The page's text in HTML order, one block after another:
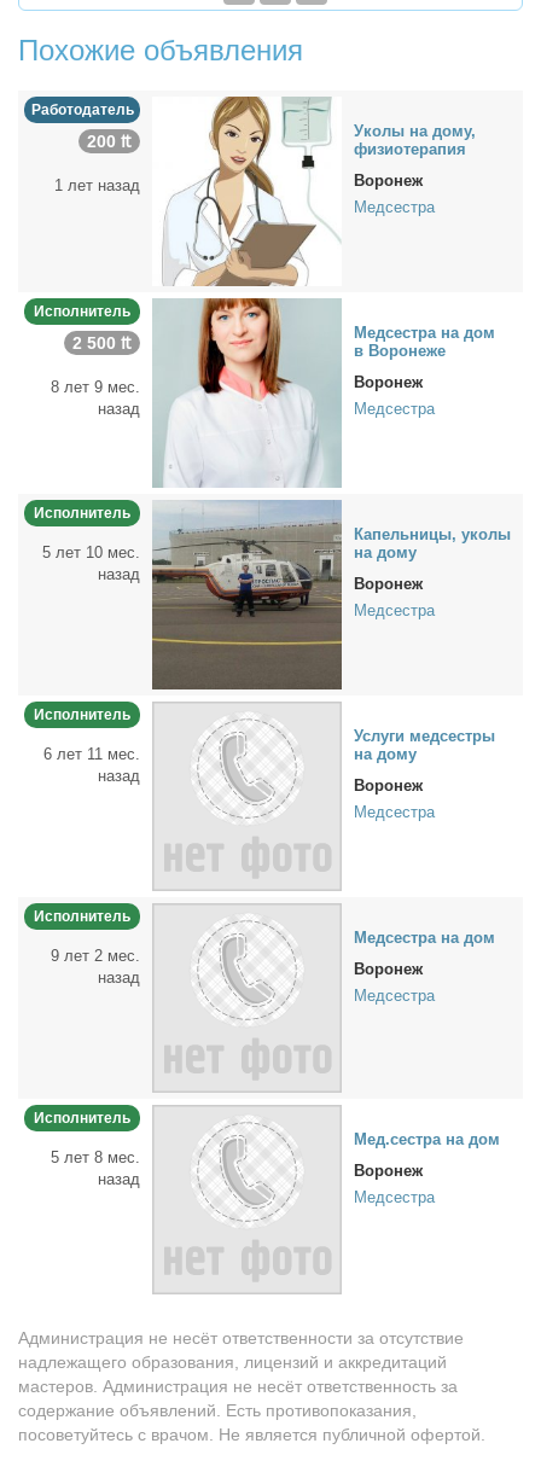
Похожие объявления
Работодатель
200 ₶
1 лет назад
Уко­лы на до­му,
физио­те­ра­пия
Воронеж
Медсестра
Исполнитель
2 500 ₶
8 лет 9 мес.
назад
Мед­сест­ра на дом
в Во­ро­не­же
Воронеж
Медсестра
Исполнитель
5 лет 10 мес.
назад
Ка­пель­ни­цы, уко­лы
на до­му
Воронеж
Медсестра
Исполнитель
6 лет 11 мес.
назад
Услу­ги мед­сест­ры
на до­му
Воронеж
Медсестра
Исполнитель
9 лет 2 мес.
назад
Мед­сест­ра на дом
Воронеж
Медсестра
Исполнитель
5 лет 8 мес.
назад
Мед.сест­ра на дом
Воронеж
Медсестра
Администрация не несёт ответственности за отсутствие
надлежащего образования, лицензий и аккредитаций
мастеров. Администрация не несёт ответственность за
содержание объявлений. Есть противопоказания,
посоветуйтесь с врачом. Не является публичной офертой.